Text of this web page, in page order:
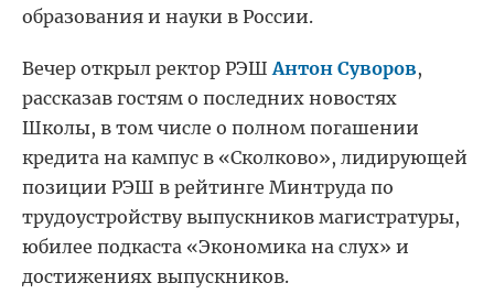
образования и науки в России.
Вечер открыл ректор РЭШАнтон Суворов,
рассказав гостям о последних новостях
Школы, в том числе о полном погашении
кредита на кампус в «Сколково», лидирующей
позиции РЭШ в рейтинге Минтруда по
трудоустройству выпускников магистратуры,
юбилее подкаста «Экономика на слух» и
достижениях выпускников.